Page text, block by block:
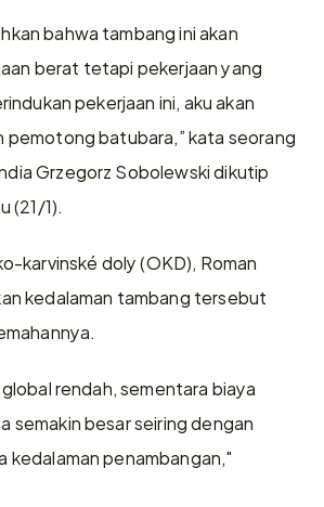
bahwa tambang ini akan
berat tetapi pekerjaan yang
pekerjaan ini, aku akan
pemotong batubara,” kata seorang
Grzegorz Sobolewski dikutip
(21/1).
karvinské doly (OKD), Roman
kedalaman tambang tersebut
rendah, sementara biaya
semakin besar seiring dengan
kedalaman penambangan,"